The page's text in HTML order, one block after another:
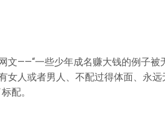
文——“一些少年成名赚大钱的例子被
女人或者男人、不配过得体面、永
配。